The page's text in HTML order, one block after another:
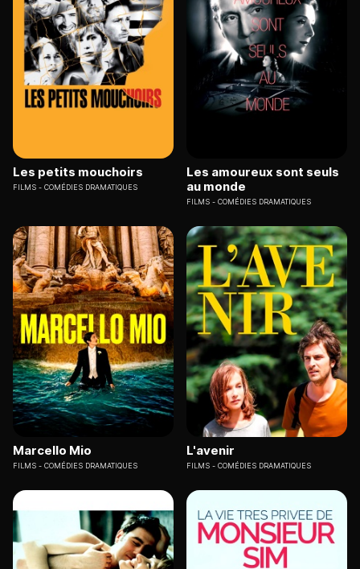
Les petits mouchoirs
FILMS COMÉDIES DRAMATIQUES
Les amoureux sont seuls
au monde
FILMS COMÉDIES DRAMATIQUES
Marcello Mio
FILMS COMÉDIES DRAMATIQUES
L'avenir
FILMS COMÉDIES DRAMATIQUES